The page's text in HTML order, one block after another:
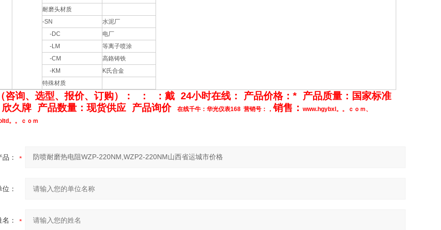
耐磨头材质
-SN
水泥厂
-DC
电厂
-LM
等离子喷涂
-CM
高鉻铸铁
-KM
K氏合金
特殊材质
咨询、选型、报价、订购）： ： ：戴 24小时在线： 产品价格：* 产品质量：国家标准
欣久牌 产品数量：现货供应 产品询价
在线千牛：华光仪表168 营销号：，销售： www.hgybxl。。ｃｏｍ、
。。ｃｏｍ
品：
：
：